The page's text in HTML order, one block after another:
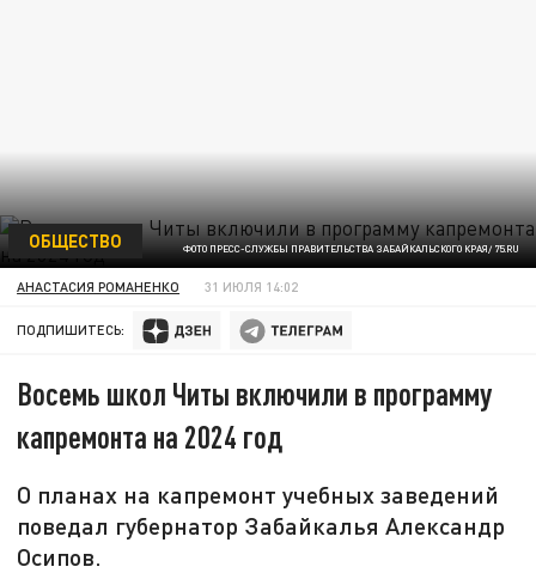
ФОТО ПРЕСС-СЛУЖБЫ ПРАВИТЕЛЬСТВА ЗАБАЙКАЛЬСКОГО КРАЯ/ 75.RU
ОБЩЕСТВО
АНАСТАСИЯ РОМАНЕНКО 31 ИЮЛЯ 14:02
ПОДПИШИТЕСЬ:
Восемь школ Читы включили в программу
капремонта на 2024 год
О планах на капремонт учебных заведений
поведал губернатор Забайкалья Александр
Осипов.